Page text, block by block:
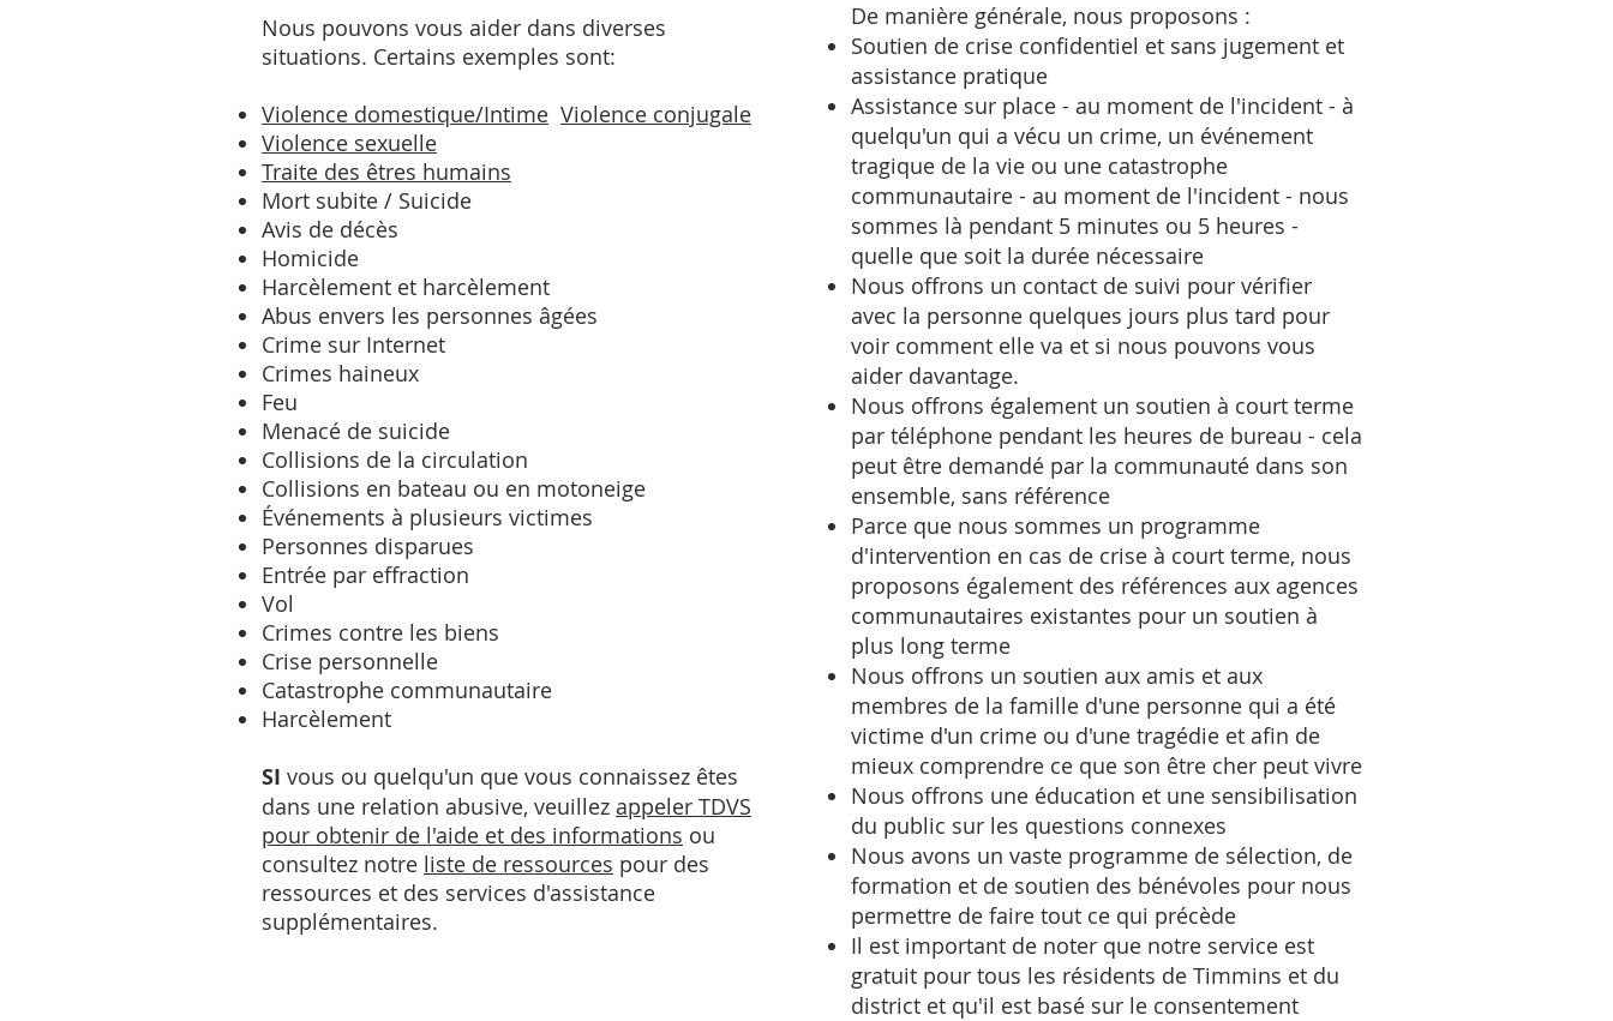
Nous pouvons vous aider dans diverses
situations. Certains exemples sont:
Violence domestique/Intime Violence conjugale
Violence sexuelle
Traite des êtres humains
Mort subite / Suicide
Avis de décès
Homicide
Harcèlement et harcèlement
Abus envers les personnes âgées
Crime sur Internet
Crimes haineux
Feu
Menacé de suicide
Collisions de la circulation
Collisions en bateau ou en motoneige
Événements à plusieurs victimes
Personnes disparues
Entrée par effraction
Vol
Crimes contre les biens
Crise personnelle
Catastrophe communautaire
Harcèlement
SI vous ou quelqu'un que vous connaissez êtes
dans une relation abusive, veuillez appeler TDVS
pour obtenir de l'aide et des informations ou
consultez notre liste de ressources pour des
ressources et des services d'assistance
supplémentaires.
De manière générale, nous proposons :
Soutien de crise confidentiel et sans jugement et
assistance pratique
Assistance sur place - au moment de l'incident - à
quelqu'un qui a vécu un crime, un événement
tragique de la vie ou une catastrophe
communautaire - au moment de l'incident - nous
sommes là pendant 5 minutes ou 5 heures -
quelle que soit la durée nécessaire
Nous offrons un contact de suivi pour vérifier
avec la personne quelques jours plus tard pour
voir comment elle va et si nous pouvons vous
aider davantage.
Nous offrons également un soutien à court terme
par téléphone pendant les heures de bureau - cela
peut être demandé par la communauté dans son
ensemble, sans référence
Parce que nous sommes un programme
d'intervention en cas de crise à court terme, nous
proposons également des références aux agences
communautaires existantes pour un soutien à
plus long terme
Nous offrons un soutien aux amis et aux
membres de la famille d'une personne qui a été
victime d'un crime ou d'une tragédie et afin de
mieux comprendre ce que son être cher peut vivre
Nous offrons une éducation et une sensibilisation
du public sur les questions connexes
Nous avons un vaste programme de sélection, de
formation et de soutien des bénévoles pour nous
permettre de faire tout ce qui précède
Il est important de noter que notre service est
gratuit pour tous les résidents de Timmins et du
district et qu'il est basé sur le consentement